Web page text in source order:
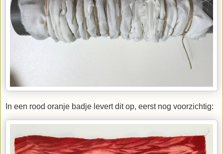
In een rood oranje badje levert dit op, eerst nog voorzichtig: